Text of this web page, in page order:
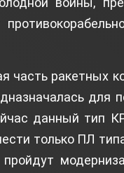
часть ракетных
данный тип
только ПЛ